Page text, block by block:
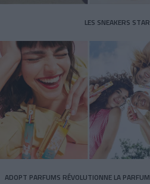
LES SNEAKERS
ADOPT PARFUMS RÉVOLUTIONNE LA